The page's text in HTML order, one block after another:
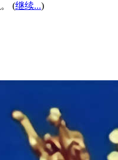
。 (继续...)